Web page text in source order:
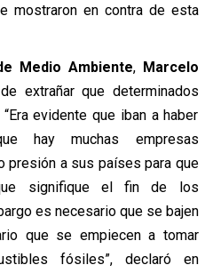
mostraron en contra de esta
Medio Ambiente,Marcelo
extrañar que determinados
evidente que iban a haber
hay muchas empresas
presión a sus países para que
signifique el fin de los
es necesario que se bajen
que se empiecen a tomar
fósiles”, declaró en